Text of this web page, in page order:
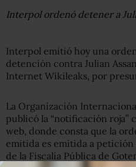
Interpol ordenó detener a
Interpol emitió hoy una
detención contra Julian
Internet Wikileaks, por
La Organización
publicó la “notificación roja”
web, donde consta que la
emitida es emitida a
de la Fiscalía Pública de